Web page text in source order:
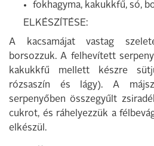
fokhagyma, kakukkfű, só,
ELKÉSZÍTÉSE:
A kacsamájat vastag
borsozzuk. A felhevített
kakukkfű mellett készre
rózsaszín és lágy). A
serpenyőben összegyűlt
cukrot, és ráhelyezzük a
elkészül.